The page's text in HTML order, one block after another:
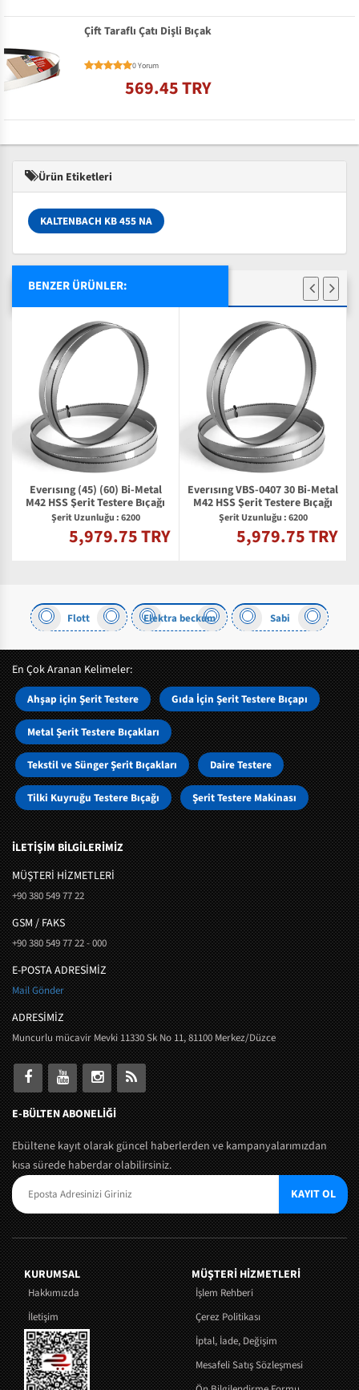
Çift Taraflı Çatı Dişli Bıçak
0 Yorum
569.45 TRY
Ürün Etiketleri
KALTENBACH KB 455 NA
BENZER ÜRÜNLER:
Everısıng (45) (60) Bi-Metal
M42 HSS Şerit Testere Bıçağı
Şerit Uzunluğu : 6200
5,979.75 TRY
Everısıng VBS-0407 30 Bi-Metal
M42 HSS Şerit Testere Bıçağı
Şerit Uzunluğu : 6200
5,979.75 TRY
Flott Elektra beckum Sabi
En Çok Aranan Kelimeler:
Ahşap için Şerit Testere Gıda İçin Şerit Testere Bıçapı
Metal Şerit Testere Bıçakları
Tekstil ve Sünger Şerit Bıçakları Daire Testere
Tilki Kuyruğu Testere Bıçağı Şerit Testere Makinası
İLETİŞİM BİLGİLERİMİZ
MÜŞTERI HIZMETLERI
+90 380 549 77 22
GSM / FAKS
+90 380 549 77 22 - 000
E-POSTA ADRESİMİZ
Mail Gönder
ADRESİMİZ
Muncurlu mücavir Mevki 11330 Sk No 11, 81100 Merkez/Düzce
E-BÜLTEN ABONELİĞİ
Ebültene kayıt olarak güncel haberlerden ve kampanyalarımızdan
kısa sürede haberdar olabilirsiniz.
KAYIT OL
KURUMSAL
Hakkımızda
İletişim
MÜŞTERI HIZMETLERI
İşlem Rehberi
Çerez Politikası
İptal, İade, Değişim
Mesafeli Satış Sözleşmesi